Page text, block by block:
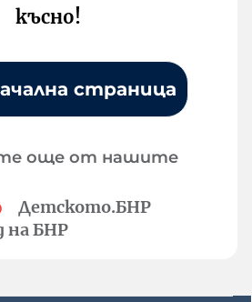
късно!
страница
още от нашите
Детското.БНР
на БНР